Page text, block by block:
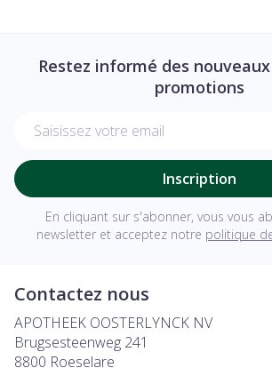
Restez informé des
promotions
Inscription
En cliquant sur s'abonner, vous vous
newsletter et acceptez notre politique
Contactez nous
APOTHEEK OOSTERLYNCK NV
Brugsesteenweg 241
8800 Roeselare